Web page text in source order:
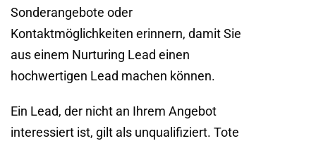
Sonderangebote oder
Kontaktmöglichkeiten erinnern, damit Sie
aus einem Nurturing Lead einen
hochwertigen Lead machen können.
Ein Lead, der nicht an Ihrem Angebot
interessiert ist, gilt als unqualifiziert. Tote